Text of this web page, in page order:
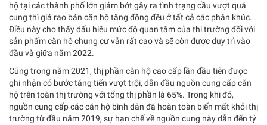
hộ tại các thành phố lớn giảm bớt gây ra tình trạng cầu vượt quá
cung thì giá rao bán căn hộ tăng đồng đều ở tất cả các phân khúc.
Điều này cho thấy dấu hiệu mức độ quan tâm của thị trường đối với
sản phẩm căn hộ chung cư vẫn rất cao và sẽ còn được duy trì vào
đầu và giữa năm 2022.
Cũng trong năm 2021, thị phần căn hộ cao cấp lần đầu tiên được
ghi nhận có bước tăng tiến vượt trội, dẫn đầu nguồn cung cấp căn
hộ trên toàn thị trường với tổng thị phần là 65%. Trong khi đó,
nguồn cung cấp các căn hộ bình dân đã hoàn toàn biến mất khỏi thị
trường từ đầu năm 2019, sự hạn chế về nguồn cung này dẫn đến tỷ